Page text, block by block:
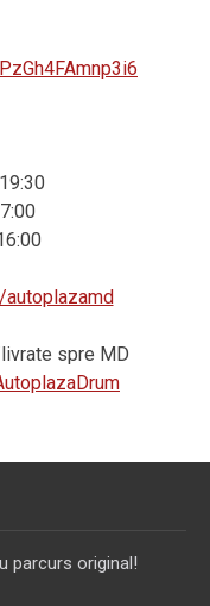
spre MD
parcurs original!